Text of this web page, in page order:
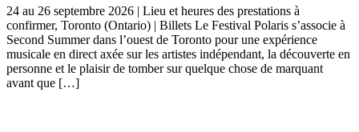
24 au 26 septembre 2026 | Lieu et heures des prestations à
confirmer, Toronto (Ontario) | Billets Le Festival Polaris s’associe à
Second Summer dans l’ouest de Toronto pour une expérience
musicale en direct axée sur les artistes indépendant, la découverte en
personne et le plaisir de tomber sur quelque chose de marquant
avant que […]